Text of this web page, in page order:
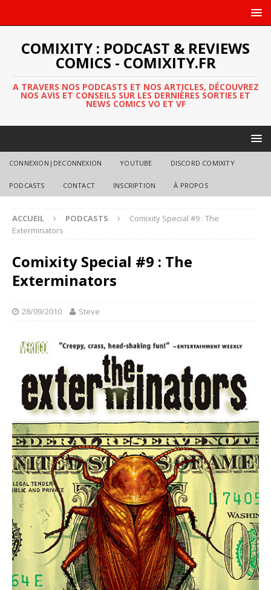
COMIXITY : PODCAST & REVIEWS
COMICS - COMIXITY.FR
A TRAVERS NOS PODCASTS ET NOS ARTICLES, DÉCOUVREZ
NOS AVIS ET CONSEILS SUR LES DERNIÈRES SORTIES ET
NEWS COMICS VO ET VF
CONNEXION|DECONNEXION YOUTUBE DISCORD COMIXITY
PODCASTS CONTACT INSCRIPTION À PROPOS
ACCUEIL PODCASTS
Comixity Special #9 : The
Exterminators
Comixity Special #9 : The
Exterminators
28/09/2010 Steve